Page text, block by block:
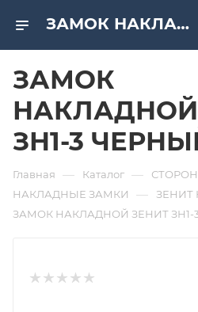
ЗАМОК НАКЛАДНОЙ ЗЕНИТ ЗН1-3 ЧЕРНЫЙ. Дверная и мебельная фурнитура САМИР-КИЛИТ | Оптовые поставки
ЗАМОК
НАКЛАДНОЙ
ЗН1-3
Главная — Каталог —
НАКЛАДНЫЕ ЗАМКИ —
ЗАМОК НАКЛАДНОЙ ЗЕНИТ ЗН1-